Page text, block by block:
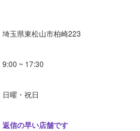
いて-----------パーツの持ち込み可能
す。【定休日・営業時間】定休日：
埼玉県東松山市柏崎223
9:00 ~ 17:30
日曜・祝日
返信の早い店舗です